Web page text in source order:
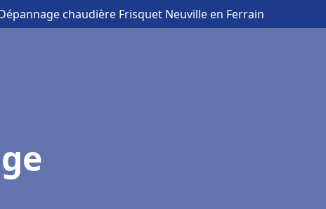
chaudière Frisquet Neuville en Ferrain